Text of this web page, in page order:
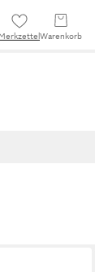
Merkzettel Warenkorb